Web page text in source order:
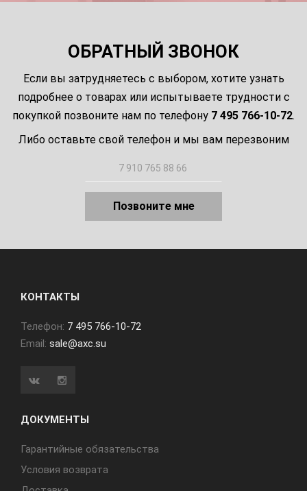
ОБРАТНЫЙ ЗВОНОК
Если вы затрудняетесь с выбором, хотите узнать
подробнее о товарах или испытываете трудности с
покупкой позвоните нам по телефону 7 495 766-10-72.
Либо оставьте свой телефон и мы вам перезвоним
Позвоните мне
КОНТАКТЫ
Телефон: 7 495 766-10-72
Email: sale@axc.su
ДОКУМЕНТЫ
Гарантийные обязательства
Условия возврата